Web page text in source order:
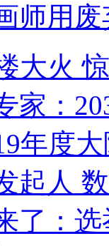
师用
大火
家：
年度
起人
了：